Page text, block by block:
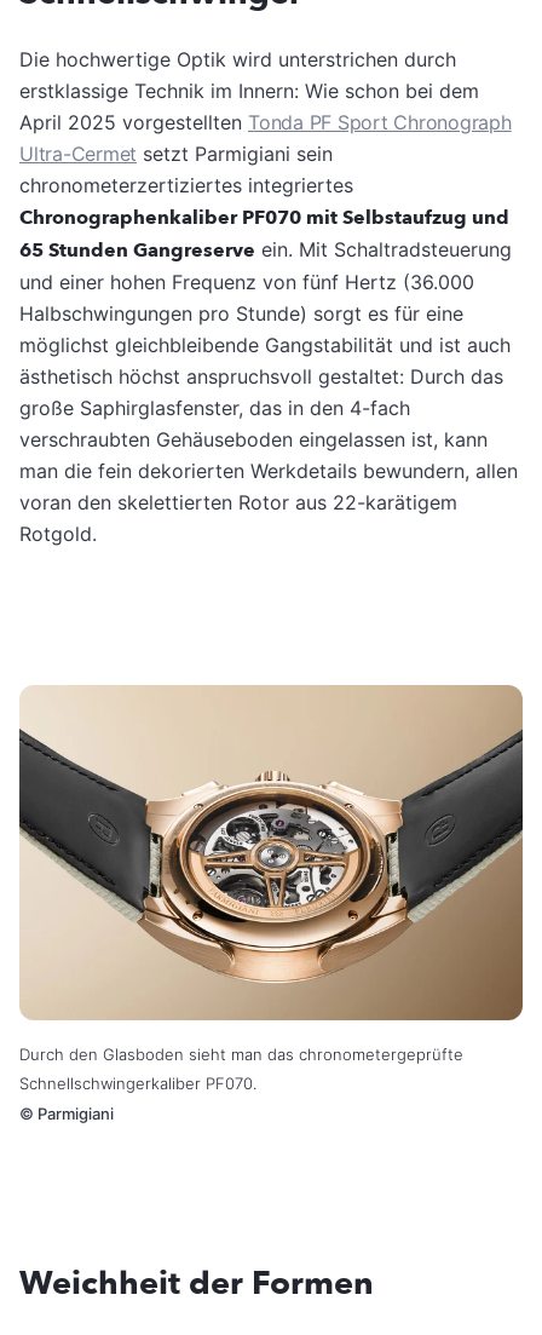
Die hochwertige Optik wird unterstrichen durch
erstklassige Technik im Innern: Wie schon bei dem
April 2025 vorgestellten Tonda PF Sport Chronograph
Ultra-Cermet setzt Parmigiani sein
chronometerzertiziertes integriertes
Chronographenkaliber PF070 mit Selbstaufzug und
65 Stunden Gangreserve ein. Mit Schaltradsteuerung
und einer hohen Frequenz von fünf Hertz (36.000
Halbschwingungen pro Stunde) sorgt es für eine
möglichst gleichbleibende Gangstabilität und ist auch
ästhetisch höchst anspruchsvoll gestaltet: Durch das
große Saphirglasfenster, das in den 4-fach
verschraubten Gehäuseboden eingelassen ist, kann
man die fein dekorierten Werkdetails bewundern, allen
voran den skelettierten Rotor aus 22-karätigem
Rotgold.
Durch den Glasboden sieht man das chronometergeprüfte
Schnellschwingerkaliber PF070.
© Parmigiani
Weichheit der Formen